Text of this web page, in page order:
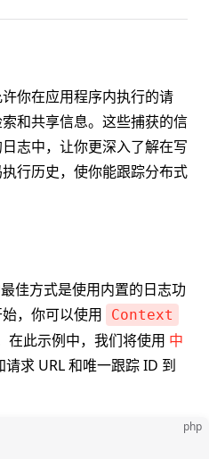
你在应用程序内执行的请
和共享信息。这些捕获的信
志中，让你更深入了解在写
行历史，使你能跟踪分布式
佳方式是使用内置的日志功
，你可以使用
Context
在此示例中，我们将使用 中
求 URL 和唯一跟踪 ID 到
php